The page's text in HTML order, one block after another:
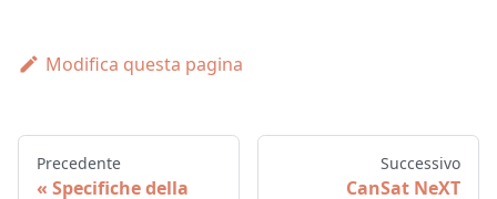
Modifica questa pagina
Precedente
Specifiche della
Successivo
CanSat NeXT